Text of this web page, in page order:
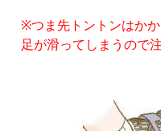
※つま先トントンはか
足が滑ってしまうので